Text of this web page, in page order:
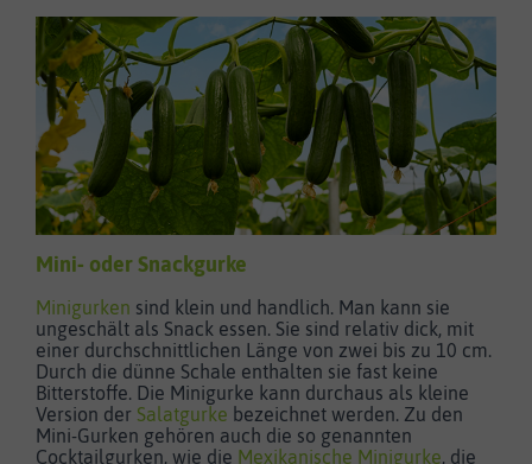
Mini- oder Snackgurke
Minigurken sind klein und handlich. Man kann sie
ungeschält als Snack essen. Sie sind relativ dick, mit
einer durchschnittlichen Länge von zwei bis zu 10 cm.
Durch die dünne Schale enthalten sie fast keine
Bitterstoffe. Die Minigurke kann durchaus als kleine
Version der Salatgurke bezeichnet werden. Zu den
Mini-Gurken gehören auch die so genannten
Cocktailgurken, wie die Mexikanische Minigurke, die